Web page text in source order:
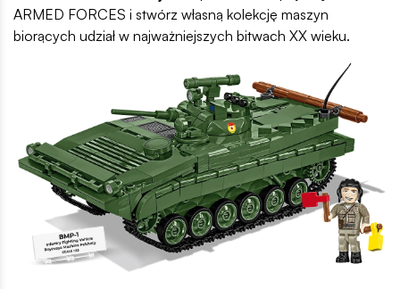
ARMED FORCES i stwórz własną kolekcję maszyn
biorących udział w najważniejszych bitwach XX wieku.